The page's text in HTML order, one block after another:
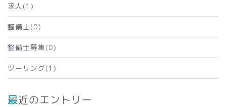
求人(1)
整備士(0)
整備士募集(0)
ツーリング(1)
最近のエントリー